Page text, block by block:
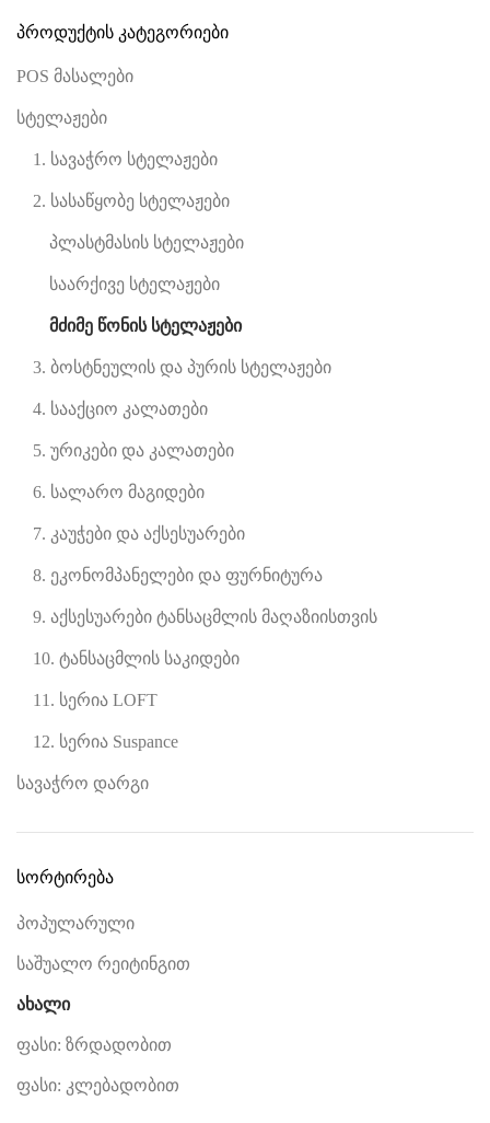
პროდუქტის კატეგორიები
POS მასალები
სტელაჟები
1. სავაჭრო სტელაჟები
2. სასაწყობე სტელაჟები
პლასტმასის სტელაჟები
საარქივე სტელაჟები
მძიმე წონის სტელაჟები
3. ბოსტნეულის და პურის სტელაჟები
4. სააქციო კალათები
5. ურიკები და კალათები
6. სალარო მაგიდები
7. კაუჭები და აქსესუარები
8. ეკონომპანელები და ფურნიტურა
9. აქსესუარები ტანსაცმლის მაღაზიისთვის
10. ტანსაცმლის საკიდები
11. სერია LOFT
12. სერია Suspance
სავაჭრო დარგი
სორტირება
პოპულარული
საშუალო რეიტინგით
ახალი
ფასი: ზრდადობით
ფასი: კლებადობით